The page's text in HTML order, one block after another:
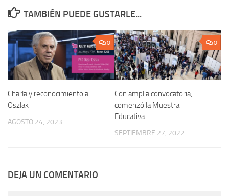
TAMBIÉN PUEDE GUSTARLE...
0
Charla y reconocimiento a
Oszlak
AGOSTO 24, 2023
0
Con amplia convocatoria,
comenzó la Muestra
Educativa
SEPTIEMBRE 27, 2022
DEJA UN COMENTARIO